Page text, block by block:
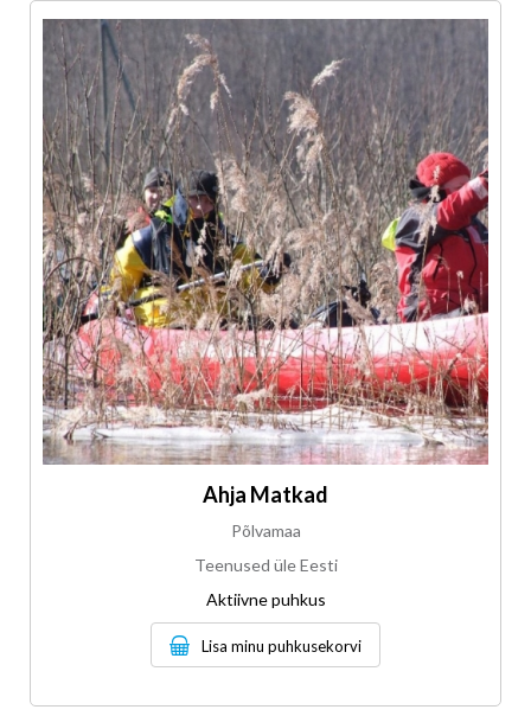
Ahja Matkad
Põlvamaa
Teenused üle Eesti
Aktiivne puhkus
Lisa minu puhkusekorvi